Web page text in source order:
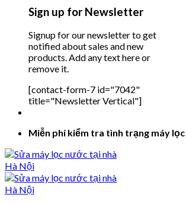
Sign up for Newsletter
Signup for our newsletter to get
notified about sales and new
products. Add any text here or
remove it.
[contact-form-7 id="7042"
title="Newsletter Vertical"]
Miễn phí kiểm tra tình trạng máy